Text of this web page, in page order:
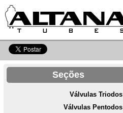
Seções
Válvulas Triodos
Válvulas Pentodos